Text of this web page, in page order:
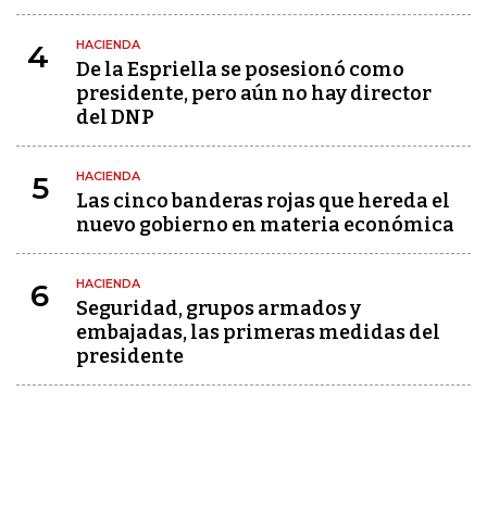
4 HACIENDA
De la Espriella se posesionó como
presidente, pero aún no hay director
del DNP
5 HACIENDA
Las cinco banderas rojas que hereda el
nuevo gobierno en materia económica
6 HACIENDA
Seguridad, grupos armados y
embajadas, las primeras medidas del
presidente